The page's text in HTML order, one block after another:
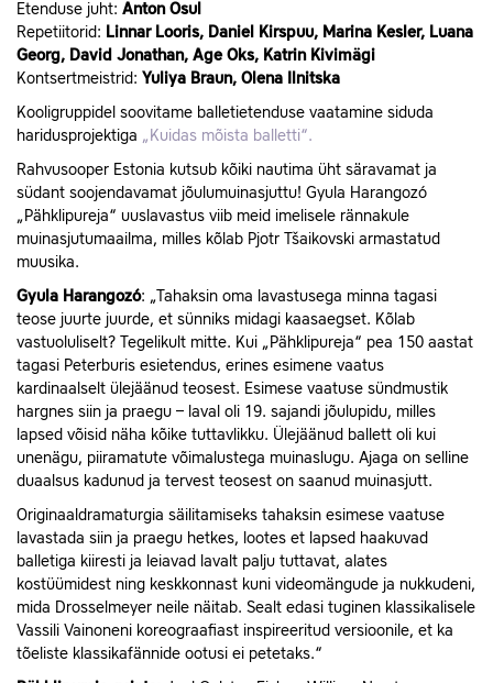
Etenduse juht: Anton Osul
Repetiitorid: Linnar Looris, Daniel Kirspuu, Marina Kesler, Luana
Georg, David Jonathan, Age Oks, Katrin Kivimägi
Kontsertmeistrid: Yuliya Braun, Olena Ilnitska
Kooligruppidel soovitame balletietenduse vaatamine siduda
haridusprojektiga „Kuidas mõista balletti“.
Rahvusooper Estonia kutsub kõiki nautima üht säravamat ja
südant soojendavamat jõulumuinasjuttu! Gyula Harangozó
„Pähklipureja“ uuslavastus viib meid imelisele rännakule
muinasjutumaailma, milles kõlab Pjotr Tšaikovski armastatud
muusika.
Gyula Harangozó: „Tahaksin oma lavastusega minna tagasi
teose juurte juurde, et sünniks midagi kaasaegset. Kõlab
vastuoluliselt? Tegelikult mitte. Kui „Pähklipureja“ pea 150 aastat
tagasi Peterburis esietendus, erines esimene vaatus
kardinaalselt ülejäänud teosest. Esimese vaatuse sündmustik
hargnes siin ja praegu – laval oli 19. sajandi jõulupidu, milles
lapsed võisid näha kõike tuttavlikku. Ülejäänud ballett oli kui
unenägu, piiramatute võimalustega muinaslugu. Ajaga on selline
duaalsus kadunud ja tervest teosest on saanud muinasjutt.
Originaaldramaturgia säilitamiseks tahaksin esimese vaatuse
lavastada siin ja praegu hetkes, lootes et lapsed haakuvad
balletiga kiiresti ja leiavad lavalt palju tuttavat, alates
kostüümidest ning keskkonnast kuni videomängude ja nukkudeni,
mida Drosselmeyer neile näitab. Sealt edasi tuginen klassikalisele
Vassili Vainoneni koreograafiast inspireeritud versioonile, et ka
tõeliste klassikafännide ootusi ei petetaks.“